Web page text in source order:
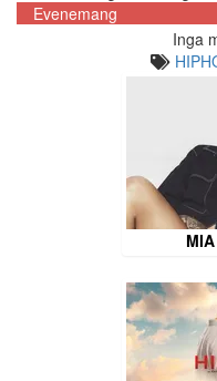
Evenemang
Inga